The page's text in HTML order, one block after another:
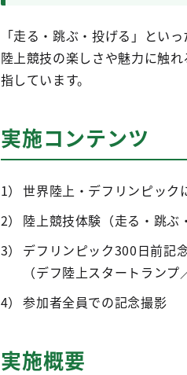
「走る・跳ぶ・投げる」とい
陸上競技の楽しさや魅力に触
指しています。
実施コンテンツ
世界陸上・デフリンピック
陸上競技体験（走る・跳ぶ
デフリンピック300日前記
（デフ陸上スタートラン
参加者全員での記念撮影
実施概要